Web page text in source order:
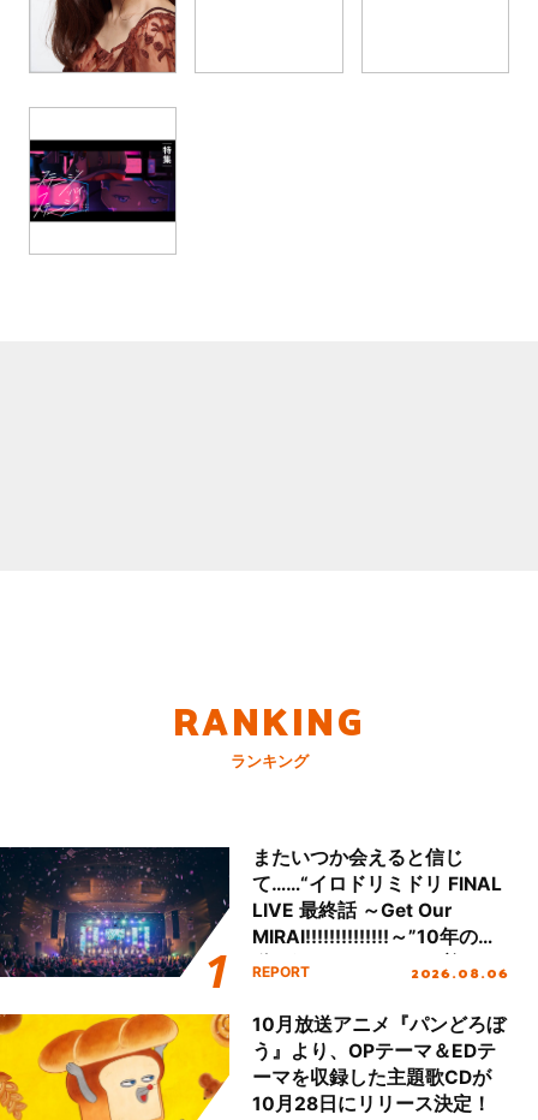
RANKING
ランキング
またいつか会えると信じ
て……“イロドリミドリ FINAL
LIVE 最終話 ～Get Our
MIRAI!!!!!!!!!!!!!!～”10年の活
動を経てファイナルを迎える
REPORT 2026.08.06
10月放送アニメ『パンどろぼ
う』より、OPテーマ＆EDテ
ーマを収録した主題歌CDが
10月28日にリリース決定！